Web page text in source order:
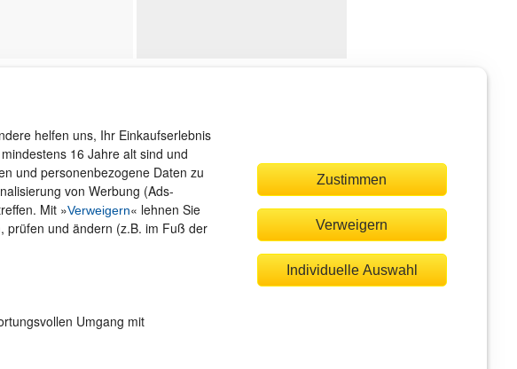
helfen uns, Ihr Einkaufserlebnis
16 Jahre alt sind und
und personenbezogene Daten zu
von Werbung (Ads-
Mit »Verweigern« lehnen Sie
prüfen und ändern (z.B. im Fuß der
Umgang mit
Zustimmen
Verweigern
Individuelle Auswahl
Wir sind gerne für Sie da!
service@rheinwerk-verlag.de
Rechnung